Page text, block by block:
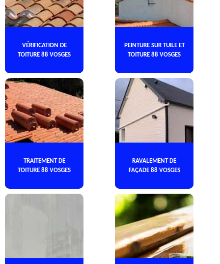
VÉRIFICATION DE
TOITURE 88 VOSGES
PEINTURE SUR TUILE ET
TOITURE 88 VOSGES
TRAITEMENT DE
TOITURE 88 VOSGES
RAVALEMENT DE
FAÇADE 88 VOSGES